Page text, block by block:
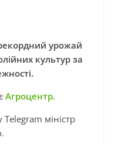
урожай
культур за
Агроцентр.
міністр